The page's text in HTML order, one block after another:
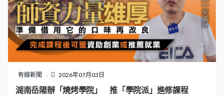
據我所知很多內地居民其實未必有機會參加相關活動，登
艦參觀，看得出祖國是非常支持我們香港，亦希望我們更
多年青人可以了解相關資訊，去投入國家一些工作，為國
家作出貢獻。」
有線新聞 2026年07月03日
湖南岳陽辦「燒烤學院」 推「學院派」進修課程